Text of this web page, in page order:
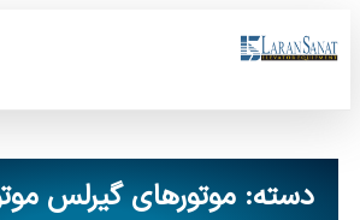
دسته: موتورهای گیرلس